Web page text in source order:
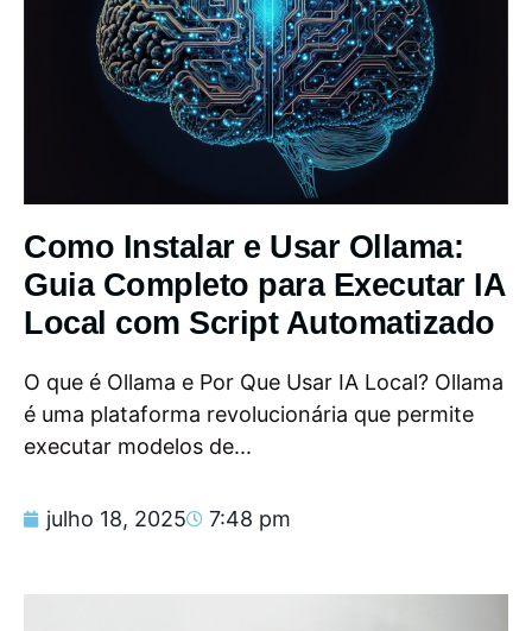
Como Instalar e Usar Ollama:
Guia Completo para Executar IA
Local com Script Automatizado
O que é Ollama e Por Que Usar IA Local? Ollama
é uma plataforma revolucionária que permite
executar modelos de...
julho 18, 2025 7:48 pm